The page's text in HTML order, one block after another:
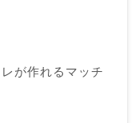
が作れるマッチ